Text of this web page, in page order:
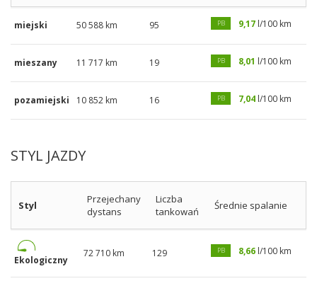
miejski 50 588 km 95 PB 9,17 l/100 km
mieszany 11 717 km 19 PB 8,01 l/100 km
pozamiejski 10 852 km 16 PB 7,04 l/100 km
STYL JAZDY
Styl
Przejechany
dystans
Liczba
tankowań
Średnie spalanie
Ekologiczny
72 710 km 129 PB 8,66 l/100 km